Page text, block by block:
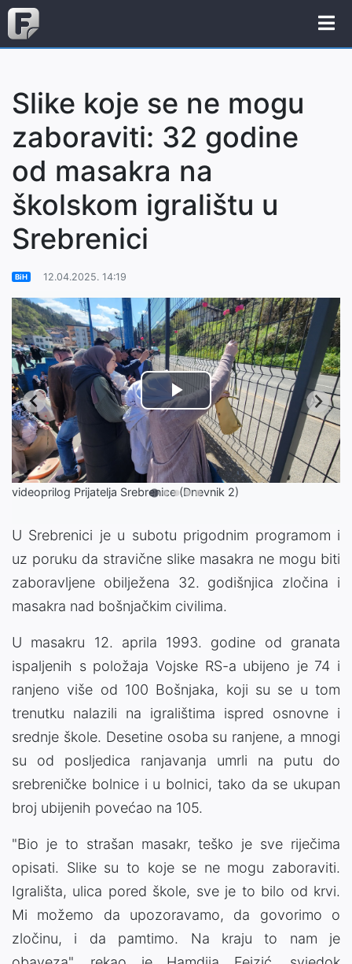
Slike koje se ne mogu
zaboraviti: 32 godine
od masakra na
školskom igralištu u
Srebrenici
BiH 12.04.2025. 14:19
videoprilog Prijatelja Srebrenice (Dnevnik 2)
Play
Video
U Srebrenici je u subotu prigodnim programom i
uz poruku da stravične slike masakra ne mogu biti
zaboravljene obilježena 32. godišnjica zločina i
masakra nad bošnjačkim civilima.
U masakru 12. aprila 1993. godine od granata
ispaljenih s položaja Vojske RS-a ubijeno je 74 i
ranjeno više od 100 Bošnjaka, koji su se u tom
trenutku nalazili na igralištima ispred osnovne i
srednje škole. Desetine osoba su ranjene, a mnogi
su od posljedica ranjavanja umrli na putu do
srebreničke bolnice i u bolnici, tako da se ukupan
broj ubijenih povećao na 105.
"Bio je to strašan masakr, teško je sve riječima
opisati. Slike su to koje se ne mogu zaboraviti.
Igrališta, ulica pored škole, sve je to bilo od krvi.
Mi možemo da upozoravamo, da govorimo o
zločinu, i da pamtimo. Na kraju to nam je